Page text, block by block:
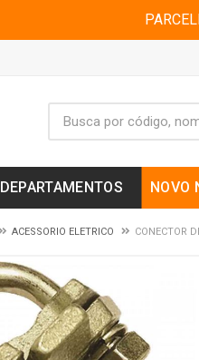
DEPARTAMENTOS NOVO
ACESSORIO ELETRICO CONECTOR